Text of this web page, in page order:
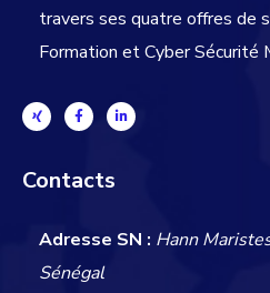
travers ses quatre offres de
Formation et Cyber Sécurité
Contacts
Adresse SN : Hann
Sénégal